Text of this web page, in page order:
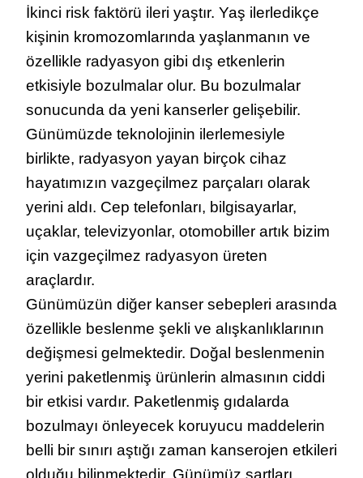
İkinci risk faktörü ileri yaştır. Yaş ilerledikçe
kişinin kromozomlarında yaşlanmanın ve
özellikle radyasyon gibi dış etkenlerin
etkisiyle bozulmalar olur. Bu bozulmalar
sonucunda da yeni kanserler gelişebilir.
Günümüzde teknolojinin ilerlemesiyle
birlikte, radyasyon yayan birçok cihaz
hayatımızın vazgeçilmez parçaları olarak
yerini aldı. Cep telefonları, bilgisayarlar,
uçaklar, televizyonlar, otomobiller artık bizim
için vazgeçilmez radyasyon üreten
araçlardır.
Günümüzün diğer kanser sebepleri arasında
özellikle beslenme şekli ve alışkanlıklarının
değişmesi gelmektedir. Doğal beslenmenin
yerini paketlenmiş ürünlerin almasının ciddi
bir etkisi vardır. Paketlenmiş gıdalarda
bozulmayı önleyecek koruyucu maddelerin
belli bir sınırı aştığı zaman kanserojen etkileri
olduğu bilinmektedir. Günümüz şartları